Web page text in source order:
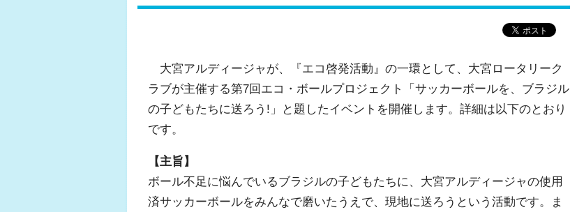
大宮アルディージャが、『エコ啓発活動』の一環として、大宮ロータリーク
ラブが主催する第7回エコ・ボールプロジェクト「サッカーボールを、ブラジル
の子どもたちに送ろう!」と題したイベントを開催します。詳細は以下のとおり
です。
【主旨】
ボール不足に悩んでいるブラジルの子どもたちに、大宮アルディージャの使用
済サッカーボールをみんなで磨いたうえで、現地に送ろうという活動です。ま